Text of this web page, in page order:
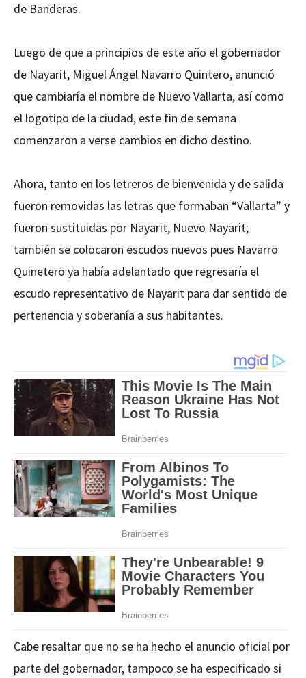
de Banderas.
Luego de que a principios de este año el gobernador
de Nayarit, Miguel Ángel Navarro Quintero, anunció
que cambiaría el nombre de Nuevo Vallarta, así como
el logotipo de la ciudad, este fin de semana
comenzaron a verse cambios en dicho destino.
Ahora, tanto en los letreros de bienvenida y de salida
fueron removidas las letras que formaban “Vallarta” y
fueron sustituidas por Nayarit, Nuevo Nayarit;
también se colocaron escudos nuevos pues Navarro
Quinetero ya había adelantado que regresaría el
escudo representativo de Nayarit para dar sentido de
pertenencia y soberanía a sus habitantes.
Cabe resaltar que no se ha hecho el anuncio oficial por
parte del gobernador, tampoco se ha especificado si